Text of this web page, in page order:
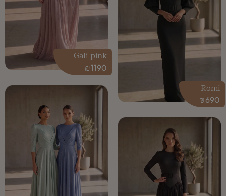
690
₪
Romi
1190
₪
Gali pink